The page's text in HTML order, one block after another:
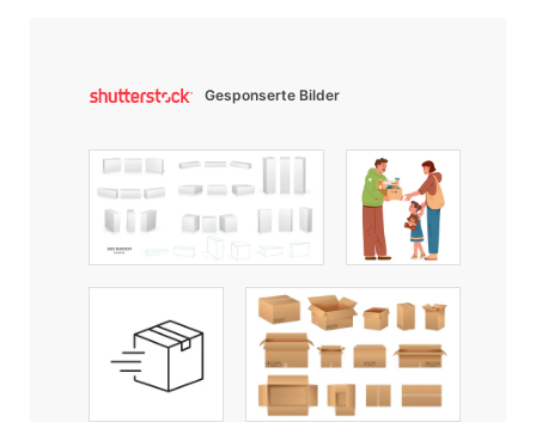
Gesponserte Bilder